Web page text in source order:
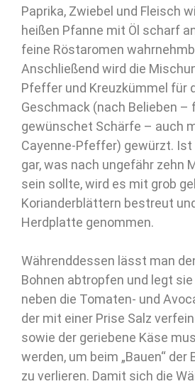
Paprika, Zwiebel und Fleisch
heißen Pfanne mit Öl scharf
feine Röstaromen
Anschließend wird die
Pfeffer und Kreuzkümmel für
Geschmack (nach Belieben –
gewünschet Schärfe – auch
Cayenne-Pfeffer) gewürzt.
gar, was nach ungefähr zehn
sein sollte, wird es mit grob
Korianderblättern bestreut
Herdplatte genommen.
Währenddessen lässt man
Bohnen abtropfen und legt
neben die Tomaten- und
der mit einer Prise Salz
sowie der geriebene Käse
werden, um beim „Bauen“
zu verlieren. Damit sich die